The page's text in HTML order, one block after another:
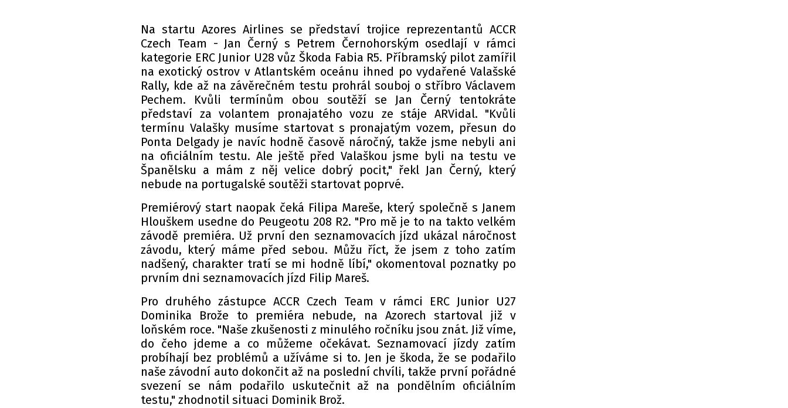
Na startu Azores Airlines se představí trojice reprezentantů ACCR
Czech Team - Jan Černý s Petrem Černohorským osedlají v rámci
kategorie ERC Junior U28 vůz Škoda Fabia R5. Příbramský pilot zamířil
na exotický ostrov v Atlantském oceánu ihned po vydařené Valašské
Rally, kde až na závěrečném testu prohrál souboj o stříbro Václavem
Pechem. Kvůli termínům obou soutěží se Jan Černý tentokráte
představí za volantem pronajatého vozu ze stáje ARVidal. "Kvůli
termínu Valašky musíme startovat s pronajatým vozem, přesun do
Ponta Delgady je navíc hodně časově náročný, takže jsme nebyli ani
na oficiálním testu. Ale ještě před Valaškou jsme byli na testu ve
Španělsku a mám z něj velice dobrý pocit," řekl Jan Černý, který
nebude na portugalské soutěži startovat poprvé.
Premiérový start naopak čeká Filipa Mareše, který společně s Janem
Hlouškem usedne do Peugeotu 208 R2. "Pro mě je to na takto velkém
závodě premiéra. Už první den seznamovacích jízd ukázal náročnost
závodu, který máme před sebou. Můžu říct, že jsem z toho zatím
nadšený, charakter tratí se mi hodně líbí," okomentoval poznatky po
prvním dni seznamovacích jízd Filip Mareš.
Pro druhého zástupce ACCR Czech Team v rámci ERC Junior U27
Dominika Brože to premiéra nebude, na Azorech startoval již v
loňském roce. "Naše zkušenosti z minulého ročníku jsou znát. Již víme,
do čeho jdeme a co můžeme očekávat. Seznamovací jízdy zatím
probíhají bez problémů a užíváme si to. Jen je škoda, že se podařilo
naše závodní auto dokončit až na poslední chvíli, takže první pořádné
svezení se nám podařilo uskutečnit až na pondělním oficiálním
testu," zhodnotil situaci Dominik Brož.